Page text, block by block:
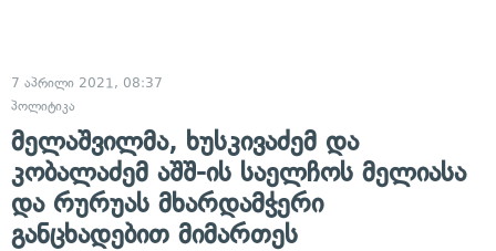
7 აპრილი 2021, 08:37
პოლიტიკა
მელაშვილმა, ხუსკივაძემ და
კობალაძემ აშშ-ის საელჩოს მელიასა
და რურუას მხარდამჭერი
განცხადებით მიმართეს